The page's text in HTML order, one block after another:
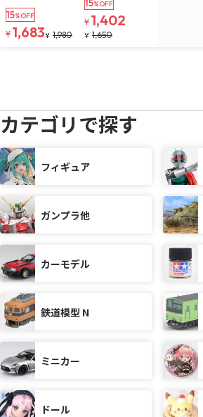
15%OFF
¥ 1,683¥ 1,980
15%OFF
¥ 1,402
¥ 1,650
カテゴリで探す
フィギュア
ガンプラ他
カーモデル
鉄道模型 N
ミニカー
ドール